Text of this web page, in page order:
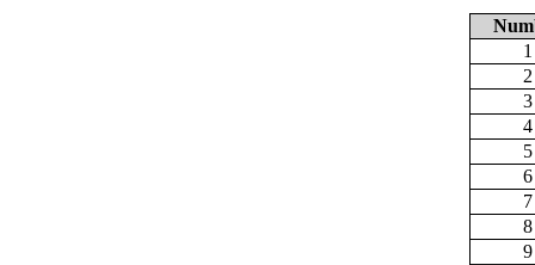
1
2
3
4
5
6
7
8
9